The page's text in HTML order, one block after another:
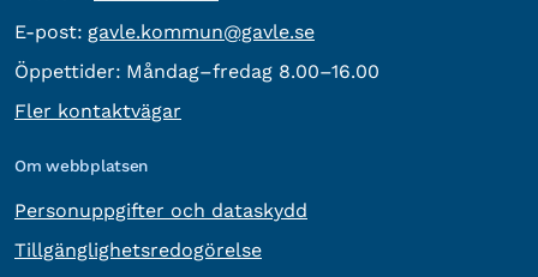
E-post: E-post:
gavle.kommun@gavle.se
Öppettider: Måndag–fredag 8.00–16.00
Fler kontaktvägar
Om webbplatsen
Personuppgifter och dataskydd
Tillgänglighetsredogörelse